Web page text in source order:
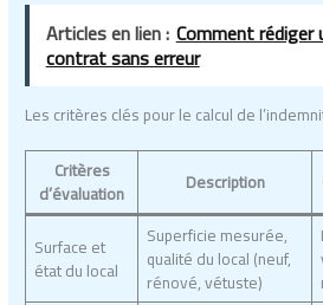
Articles en lien : Comment rédiger
contrat sans erreur
Les critères clés pour le calcul de
Critères
d’évaluation Description
Surface et
état du local
Superficie mesurée,
qualité du local (neuf,
rénové, vétuste)